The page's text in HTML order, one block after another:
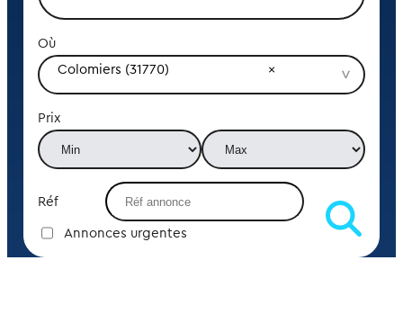
Où
Colomiers (31770)
Prix
Réf
Annonces urgentes